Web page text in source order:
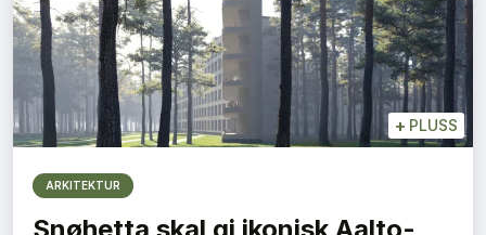
+ PLUSS
ARKITEKTUR